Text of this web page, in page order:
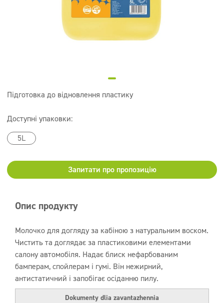
Супер концентрати
Підготовка до відновлення пластику
Доступні упаковки:
5L
Запитати про пропозицію
Опис продукту
Молочко для догляду за кабіною з натуральним воском.
Чистить та доглядає за пластиковими елементами
салону автомобіля. Надає блиск нефарбованим
бамперам, спойлерам і гумі. Він нежирний,
антистатичний і запобігає осіданню пилу.
Dokumenty dlia zavantazhennia